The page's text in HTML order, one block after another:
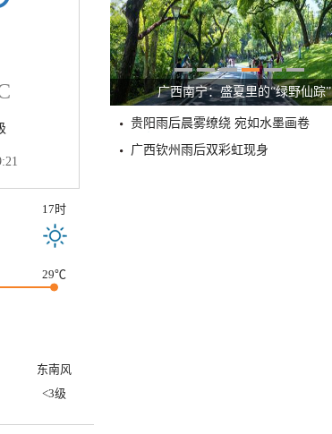
17时
29℃
东南风
<3级
广西南宁：盛夏里的“绿野仙踪”
贵阳雨后晨雾缭绕 宛如水墨画卷
广西钦州雨后双彩虹现身